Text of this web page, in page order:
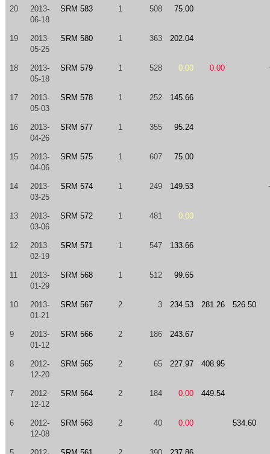
20
2013-
06-18
SRM 583 1 508 75.00
19
2013-
05-25
SRM 580 1 363 202.04
18
2013-
05-18
SRM 579 1 528 0.00 0.00
17
2013-
05-03
SRM 578 1 252 145.66
16
2013-
04-26
SRM 577 1 355 95.24
15
2013-
04-06
SRM 575 1 607 75.00
14
2013-
03-25
SRM 574 1 249 149.53
13
2013-
03-06
SRM 572 1 481 0.00
12
2013-
02-19
SRM 571 1 547 133.66
11
2013-
01-29
SRM 568 1 512 99.65
10
2013-
01-21
SRM 567 2 3 234.53 281.26 526.50
9
2013-
01-12
SRM 566 2 186 243.67
8
2012-
12-20
SRM 565 2 65 227.97 408.95
7
2012-
12-12
SRM 564 2 184 0.00 449.54
6
2012-
12-08
SRM 563 2 40 0.00 534.60